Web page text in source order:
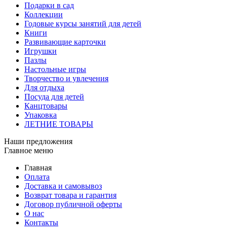
Подарки в сад
Коллекции
Годовые курсы занятий для детей
Книги
Развивающие карточки
Игрушки
Пазлы
Настольные игры
Творчество и увлечения
Для отдыха
Посуда для детей
Канцтовары
Упаковка
ЛЕТНИЕ ТОВАРЫ
Наши предложения
Главное меню
Главная
Оплата
Доставка и самовывоз
Возврат товара и гарантия
Договор публичной оферты
О нас
Контакты